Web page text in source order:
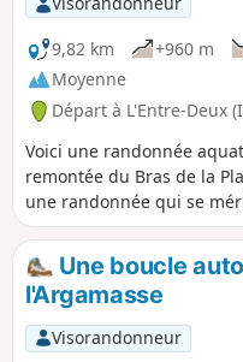
9,82 km
+960 m
Moyenne
Départ à L'Entre-Deux
Voici une randonnée
remontée du Bras de la
une randonnée qui se
succession de grottes,
où la lumière à du mal à
mouiller les pieds dans
fait le charme de cette
très mal dans les endroits
Une boucle
l'Argamasse
Visorandonneur